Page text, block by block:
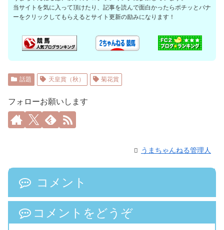
当サイトを気に入って頂けたり、記事を読んで面白かったらポチッとバナ
ーをクリックしてもらえるとサイト更新の励みになります！
話題 天皇賞（秋） 菊花賞
フォローお願いします
うまちゃんねる管理人
コメント
コメントをどうぞ